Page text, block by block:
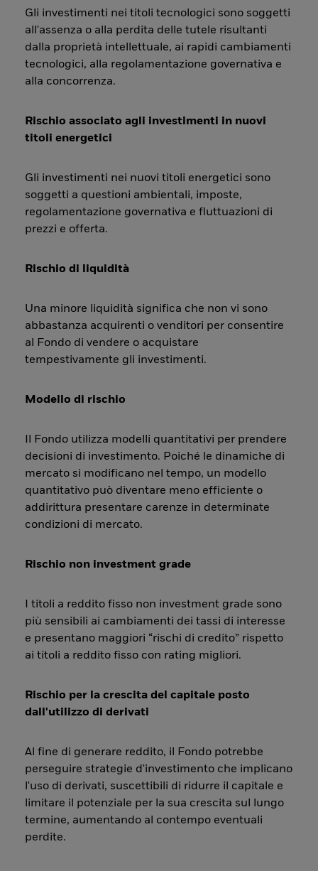
Gli investimenti nei titoli tecnologici sono soggetti
all'assenza o alla perdita delle tutele risultanti
dalla proprietà intellettuale, ai rapidi cambiamenti
tecnologici, alla regolamentazione governativa e
alla concorrenza.
Rischio associato agli investimenti in nuovi
titoli energetici
Gli investimenti nei nuovi titoli energetici sono
soggetti a questioni ambientali, imposte,
regolamentazione governativa e fluttuazioni di
prezzi e offerta.
Rischio di liquidità
Una minore liquidità significa che non vi sono
abbastanza acquirenti o venditori per consentire
al Fondo di vendere o acquistare
tempestivamente gli investimenti.
Modello di rischio
Il Fondo utilizza modelli quantitativi per prendere
decisioni di investimento. Poiché le dinamiche di
mercato si modificano nel tempo, un modello
quantitativo può diventare meno efficiente o
addirittura presentare carenze in determinate
condizioni di mercato.
Rischio non investment grade
I titoli a reddito fisso non investment grade sono
più sensibili ai cambiamenti dei tassi di interesse
e presentano maggiori “rischi di credito” rispetto
ai titoli a reddito fisso con rating migliori.
Rischio per la crescita del capitale posto
dall'utilizzo di derivati
Al fine di generare reddito, il Fondo potrebbe
perseguire strategie d'investimento che implicano
l'uso di derivati, suscettibili di ridurre il capitale e
limitare il potenziale per la sua crescita sul lungo
termine, aumentando al contempo eventuali
perdite.